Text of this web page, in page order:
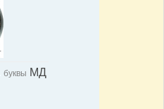
буквы МД